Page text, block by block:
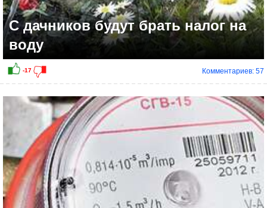
-1
С дачников будут брать налог на
воду
Комментариев: 57